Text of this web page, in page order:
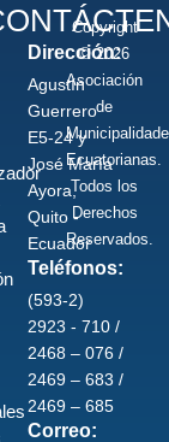
Dirección:
Agustín
Guerrero
E5-24 y
José María
Ayora,
Quito -
Ecuador
Teléfonos:
(593-2)
2923 - 710 /
2468 – 076 /
2469 – 683 /
2469 – 685
Correo:
Copyright
© 2026
Asociación
de
Ecuatorianas.
Todos los
Derechos
Reservados.